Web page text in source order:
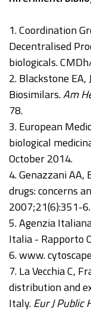
1. Coordination
Decentralised
biologicals.
2. Blackstone EA,
Biosimilars.Am
78.
3. European
biological
October 2014.
4. Genazzani AA,
drugs: concerns
2007;21(6):351-6.
5. Agenzia
Italia - Rapporto
6. www.
7. La Vecchia C,
distribution and
Italy.Eur J Public